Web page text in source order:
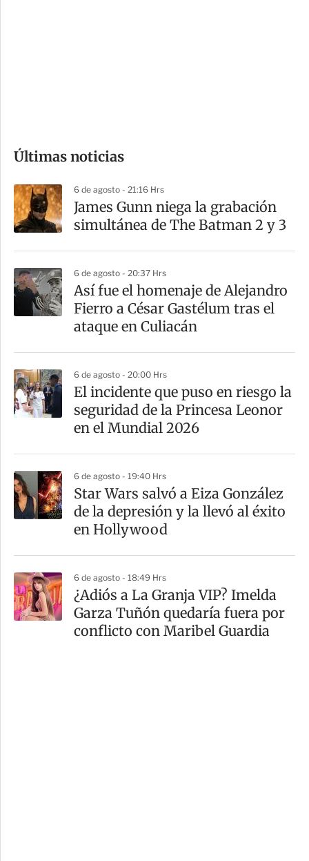
m
a
r
t
r
Últimas noticias
6 de agosto - 21:16 Hrs
James Gunn niega la grabación
simultánea de The Batman 2 y 3
6 de agosto - 20:37 Hrs
Así fue el homenaje de Alejandro
Fierro a César Gastélum tras el
ataque en Culiacán
6 de agosto - 20:00 Hrs
El incidente que puso en riesgo la
seguridad de la Princesa Leonor
en el Mundial 2026
6 de agosto - 19:40 Hrs
Star Wars salvó a Eiza González
de la depresión y la llevó al éxito
en Hollywood
6 de agosto - 18:49 Hrs
¿Adiós a La Granja VIP? Imelda
Garza Tuñón quedaría fuera por
conflicto con Maribel Guardia